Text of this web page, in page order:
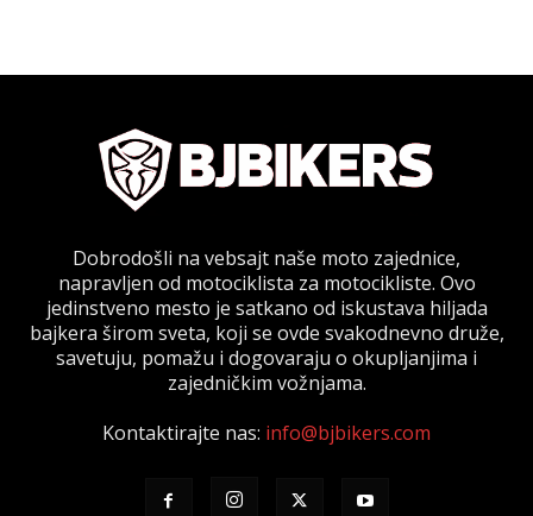
Dobrodošli na vebsajt naše moto zajednice,
napravljen od motociklista za motocikliste. Ovo
jedinstveno mesto je satkano od iskustava hiljada
bajkera širom sveta, koji se ovde svakodnevno druže,
savetuju, pomažu i dogovaraju o okupljanjima i
zajedničkim vožnjama.
Kontaktirajte nas: info@bjbikers.com